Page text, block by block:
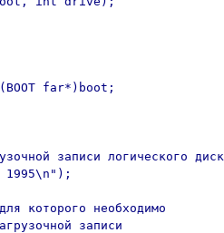
far*)boot;
записи логического
1995\n");
которого необходимо
записи